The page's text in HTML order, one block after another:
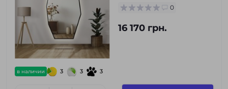
в наличии 3 3 3
0
16 170 грн.